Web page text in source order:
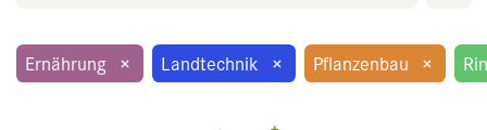
Ernährung × Landtechnik × Pflanzenbau ×